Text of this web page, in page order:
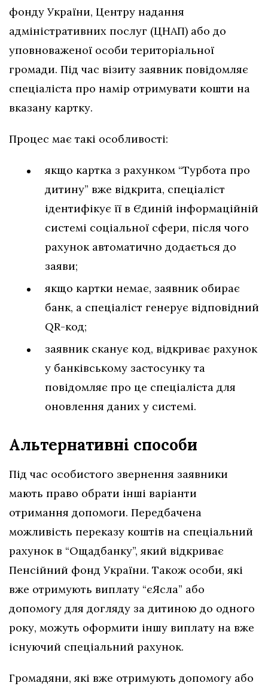
фонду України, Центру надання
адміністративних послуг (ЦНАП) або до
уповноваженої особи територіальної
громади. Під час візиту заявник повідомляє
спеціаліста про намір отримувати кошти на
вказану картку.
Процес має такі особливості:
якщо картка з рахунком “Турбота про
дитину” вже відкрита, спеціаліст
ідентифікує її в Єдиній інформаційній
системі соціальної сфери, після чого
рахунок автоматично додається до
заяви;
якщо картки немає, заявник обирає
банк, а спеціаліст генерує відповідний
QR-код;
заявник сканує код, відкриває рахунок
у банківському застосунку та
повідомляє про це спеціаліста для
оновлення даних у системі.
Альтернативні способи
Під час особистого звернення заявники
мають право обрати інші варіанти
отримання допомоги. Передбачена
можливість переказу коштів на спеціальний
рахунок в “Ощадбанку”, який відкриває
Пенсійний фонд України. Також особи, які
вже отримують виплату “єЯсла” або
допомогу для догляду за дитиною до одного
року, можуть оформити іншу виплату на вже
існуючий спеціальний рахунок.
Громадяни, які вже отримують допомогу або